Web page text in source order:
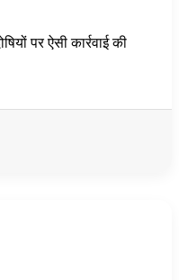
पर ऐसी कार्रवाई की